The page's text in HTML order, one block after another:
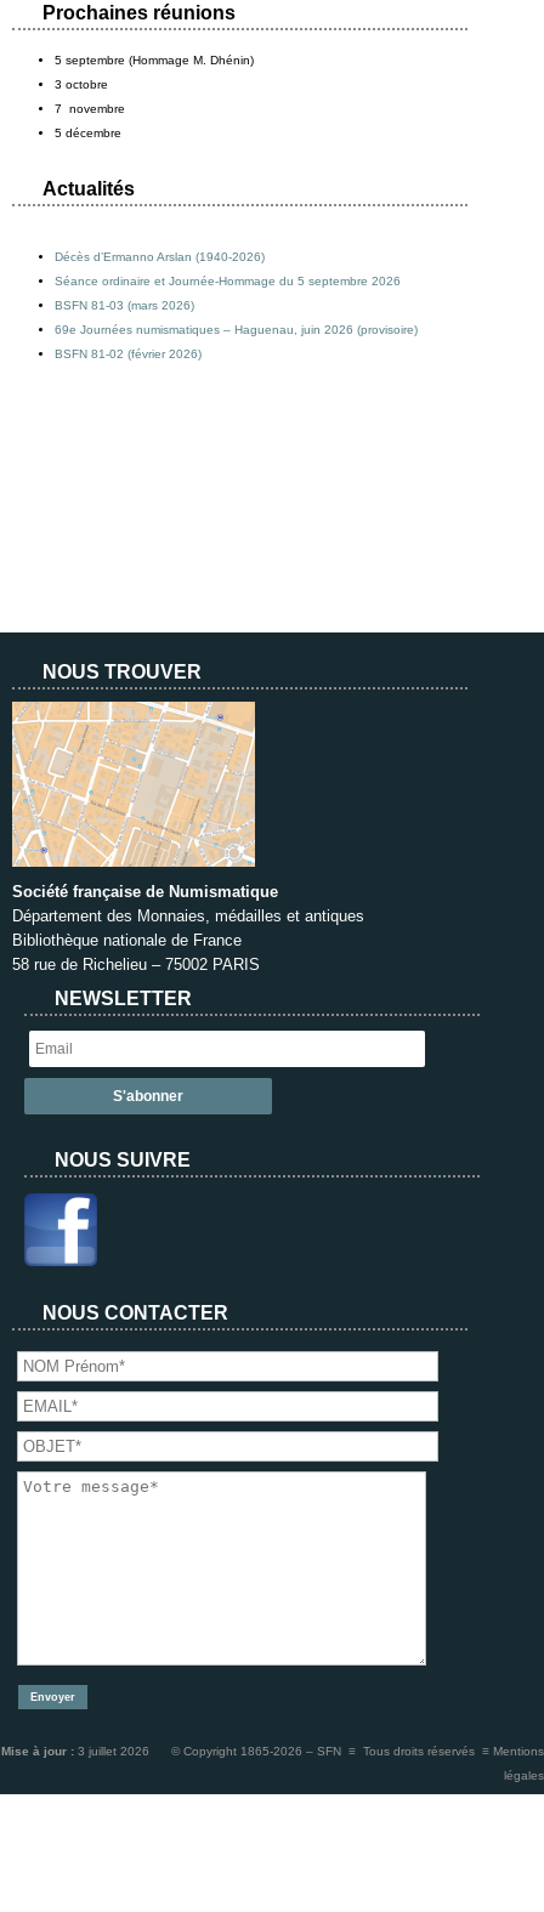
Prochaines réunions
5 septembre (Hommage M. Dhénin)
3 octobre
7 novembre
5 décembre
Actualités
Décès d’Ermanno Arslan (1940-2026)
Séance ordinaire et Journée-Hommage du 5 septembre 2026
BSFN 81-03 (mars 2026)
69e Journées numismatiques – Haguenau, juin 2026 (provisoire)
BSFN 81-02 (février 2026)
NOUS TROUVER
Société française de Numismatique
Département des Monnaies, médailles et antiques
Bibliothèque nationale de France
58 rue de Richelieu – 75002 PARIS
NEWSLETTER
NOUS SUIVRE
NOUS CONTACTER
Mise à jour : 3 juillet 2026 © Copyright 1865-2026 – SFN ≡ Tous droits réservés ≡ Mentions
légales